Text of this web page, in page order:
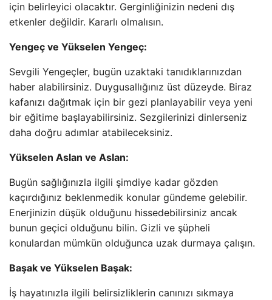
için belirleyici olacaktır. Gerginliğinizin nedeni dış
etkenler değildir. Kararlı olmalısın.
Yengeç ve Yükselen Yengeç:
Sevgili Yengeçler, bugün uzaktaki tanıdıklarınızdan
haber alabilirsiniz. Duygusallığınız üst düzeyde. Biraz
kafanızı dağıtmak için bir gezi planlayabilir veya yeni
bir eğitime başlayabilirsiniz. Sezgilerinizi dinlerseniz
daha doğru adımlar atabileceksiniz.
Yükselen Aslan ve Aslan:
Bugün sağlığınızla ilgili şimdiye kadar gözden
kaçırdığınız beklenmedik konular gündeme gelebilir.
Enerjinizin düşük olduğunu hissedebilirsiniz ancak
bunun geçici olduğunu bilin. Gizli ve şüpheli
konulardan mümkün olduğunca uzak durmaya çalışın.
Başak ve Yükselen Başak:
İş hayatınızla ilgili belirsizliklerin canınızı sıkmaya